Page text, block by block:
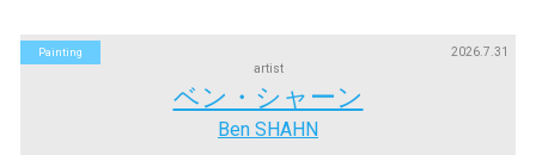
Painting
2026.7.31
artist
ベン・シャーン
Ben SHAHN